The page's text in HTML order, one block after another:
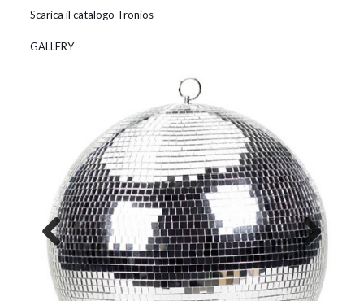
Scarica il catalogo Tronios
GALLERY
Previous Next